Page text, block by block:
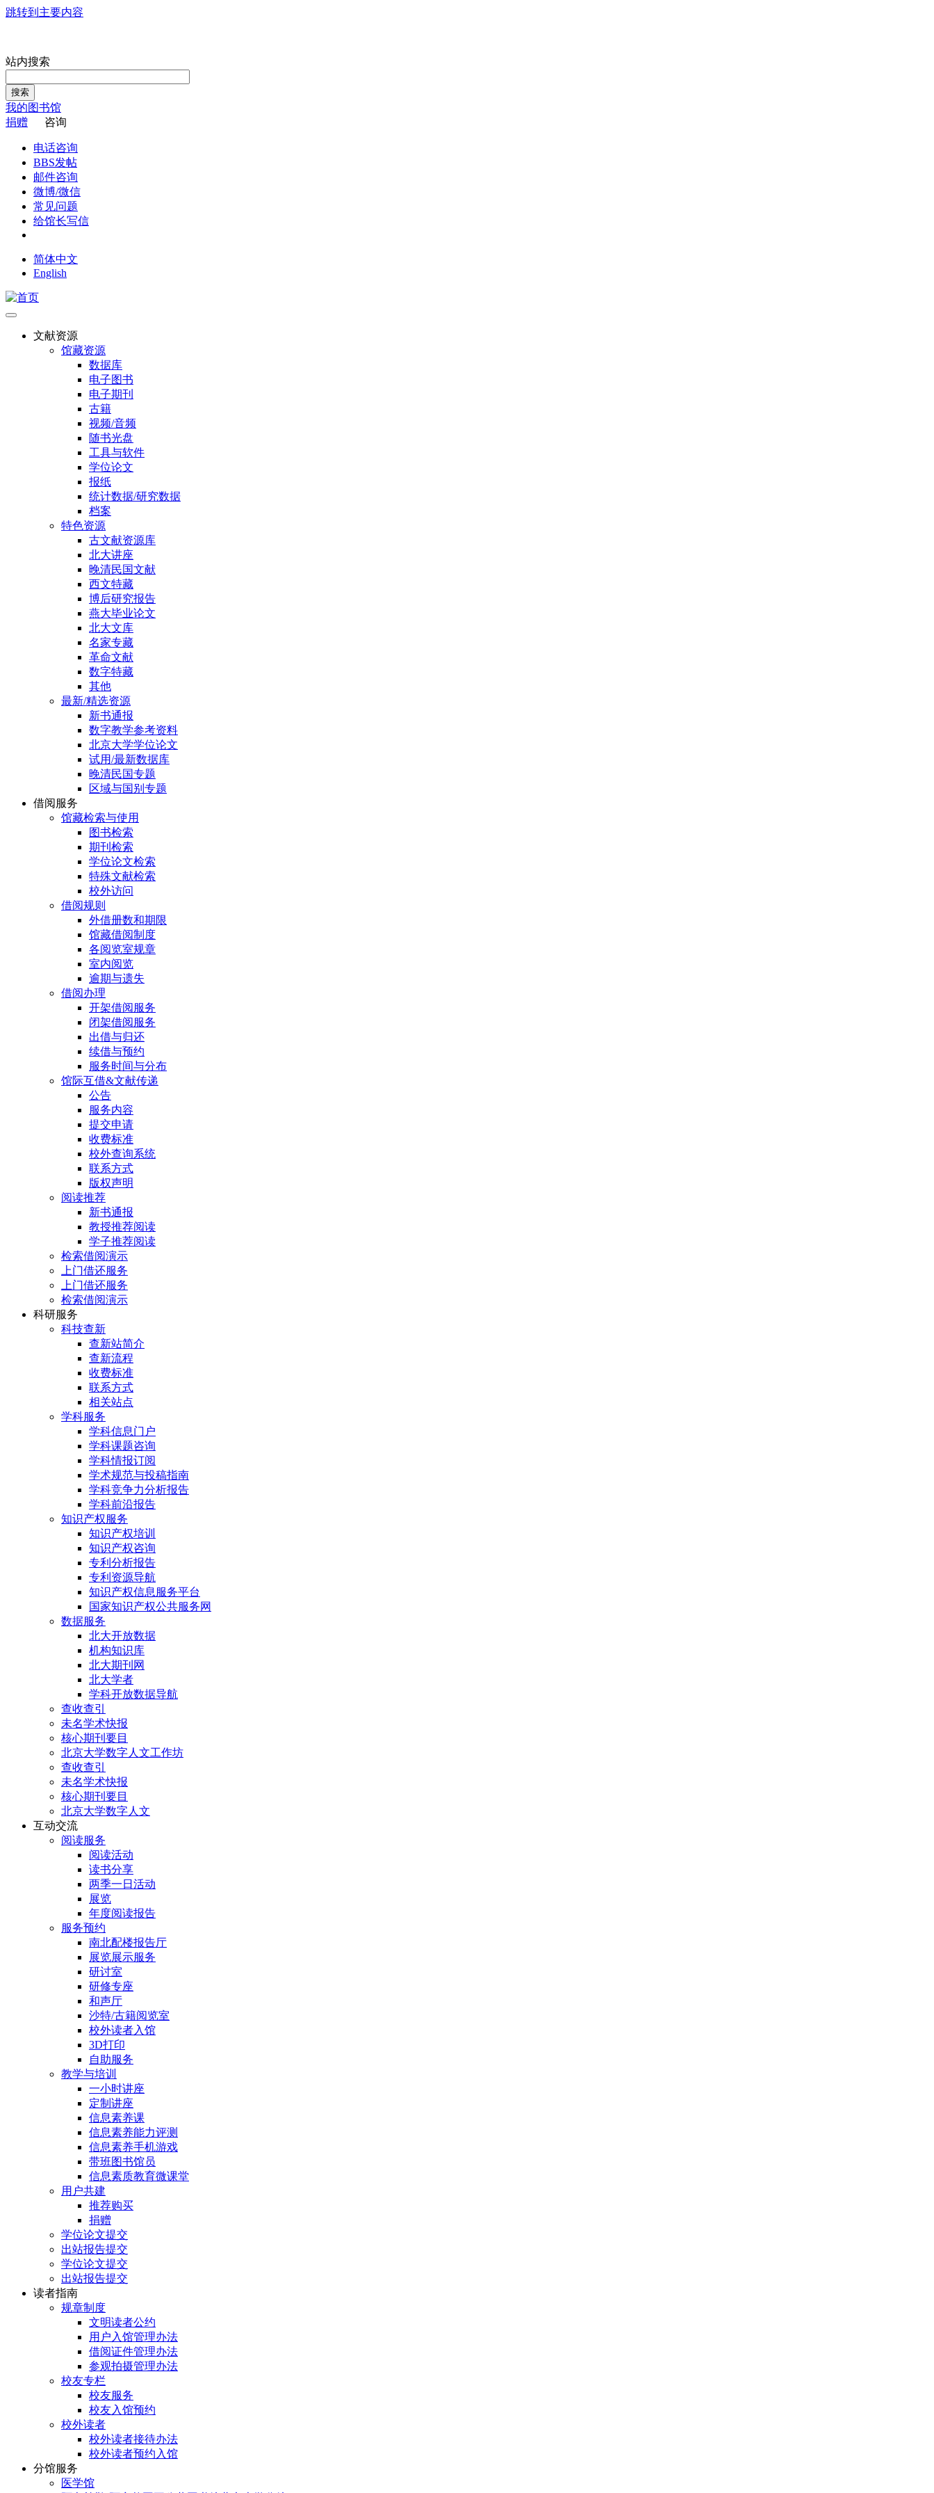
跳转到主要内容
站内搜索
搜索
我的图书馆
捐赠
咨询
电话咨询
BBS发帖
邮件咨询
微博/微信
常见问题
给馆长写信
简体中文
English
文献资源
馆藏资源
数据库
电子图书
电子期刊
古籍
视频/音频
随书光盘
工具与软件
学位论文
报纸
统计数据/研究数据
档案
特色资源
古文献资源库
北大讲座
晚清民国文献
西文特藏
博后研究报告
燕大毕业论文
北大文库
名家专藏
革命文献
数字特藏
其他
最新/精选资源
新书通报
数字教学参考资料
北京大学学位论文
试用/最新数据库
晚清民国专题
区域与国别专题
借阅服务
馆藏检索与使用
图书检索
期刊检索
学位论文检索
特殊文献检索
校外访问
借阅规则
外借册数和期限
馆藏借阅制度
各阅览室规章
室内阅览
逾期与遗失
借阅办理
开架借阅服务
闭架借阅服务
出借与归还
续借与预约
服务时间与分布
馆际互借&文献传递
公告
服务内容
提交申请
收费标准
校外查询系统
联系方式
版权声明
阅读推荐
新书通报
教授推荐阅读
学子推荐阅读
检索借阅演示
上门借还服务
上门借还服务
检索借阅演示
科研服务
科技查新
查新站简介
查新流程
收费标准
联系方式
相关站点
学科服务
学科信息门户
学科课题咨询
学科情报订阅
学术规范与投稿指南
学科竞争力分析报告
学科前沿报告
知识产权服务
知识产权培训
知识产权咨询
专利分析报告
专利资源导航
知识产权信息服务平台
国家知识产权公共服务网
数据服务
北大开放数据
机构知识库
北大期刊网
北大学者
学科开放数据导航
查收查引
未名学术快报
核心期刊要目
北京大学数字人文工作坊
查收查引
未名学术快报
核心期刊要目
北京大学数字人文
互动交流
阅读服务
阅读活动
读书分享
两季一日活动
展览
年度阅读报告
服务预约
南北配楼报告厅
展览展示服务
研讨室
研修专座
和声厅
沙特/古籍阅览室
校外读者入馆
3D打印
自助服务
教学与培训
一小时讲座
定制讲座
信息素养课
信息素养能力评测
信息素养手机游戏
带班图书馆员
信息素质教育微课堂
用户共建
推荐购买
捐赠
学位论文提交
出站报告提交
学位论文提交
出站报告提交
读者指南
规章制度
文明读者公约
用户入馆管理办法
借阅证件管理办法
参观拍摄管理办法
校友专栏
校友服务
校友入馆预约
校外读者
校外读者接待办法
校外读者预约入馆
分馆服务
医学馆